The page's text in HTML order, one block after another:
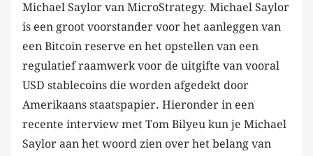
Michael Saylor van MicroStrategy. Michael Saylor
is een groot voorstander voor het aanleggen van
een Bitcoin reserve en het opstellen van een
regulatief raamwerk voor de uitgifte van vooral
USD stablecoins die worden afgedekt door
Amerikaans staatspapier. Hieronder in een
recente interview met Tom Bilyeu kun je Michael
Saylor aan het woord zien over het belang van